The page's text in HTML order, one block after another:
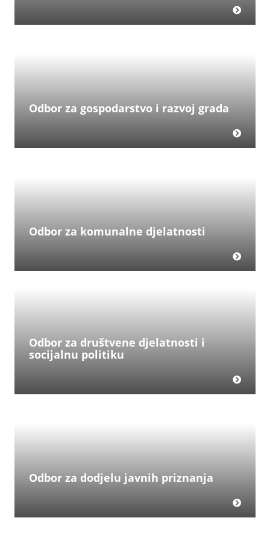
Odbor za gospodarstvo i razvoj grada
Odbor za komunalne djelatnosti
Odbor za društvene djelatnosti i
socijalnu politiku
Odbor za dodjelu javnih priznanja